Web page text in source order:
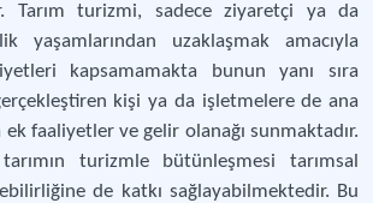
Tarım turizmi, sadece ziyaretçi ya da
yaşamlarından uzaklaşmak amacıyla
kapsamamakta bunun yanı sıra
kişi ya da işletmelere de ana
ek faaliyetler ve gelir olanağı sunmaktadır.
turizmle bütünleşmesi tarımsal
de katkı sağlayabilmektedir. Bu